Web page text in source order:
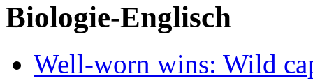
Biologie-Englisch
Well-worn wins: Wild